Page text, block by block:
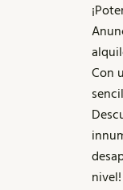
Con
nivel!